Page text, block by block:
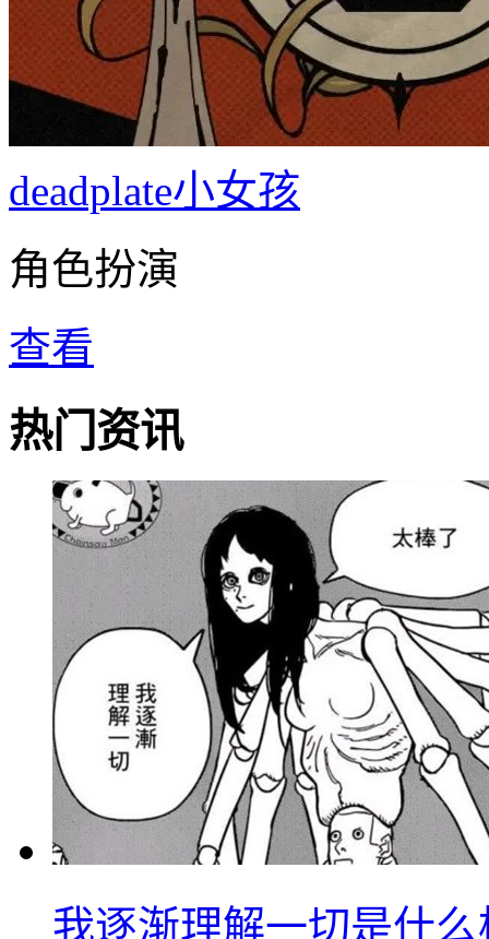
deadplate小女孩
角色扮演
查看
热门资讯
我逐渐理解一切是什